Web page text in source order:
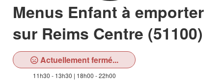
Menus Enfant à emporter
sur Reims Centre (51100)
Actuellement fermé...
11h30 - 13h30 | 18h00 - 22h00